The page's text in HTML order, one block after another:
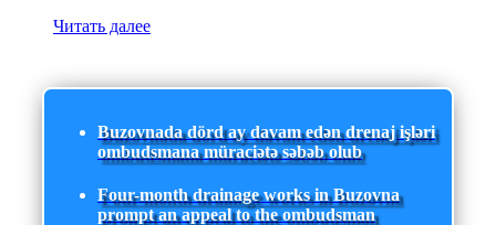
Читать далее
Buzovnada dörd ay davam edən drenaj işləri
ombudsmana müraciətə səbəb olub
Four-month drainage works in Buzovna
prompt an appeal to the ombudsman